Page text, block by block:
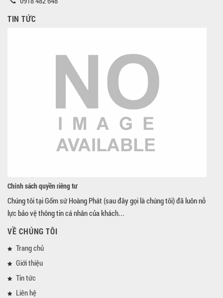
TIN TỨC
Chính sách quyền riêng tư
Chúng tôi tại Gốm sứ Hoàng Phát (sau đây gọi là chúng tôi) đã luôn nỗ
lực bảo vệ thông tin cá nhân của khách...
VỀ CHÚNG TÔI
Trang chủ
Giới thiệu
Tin tức
Liên hệ